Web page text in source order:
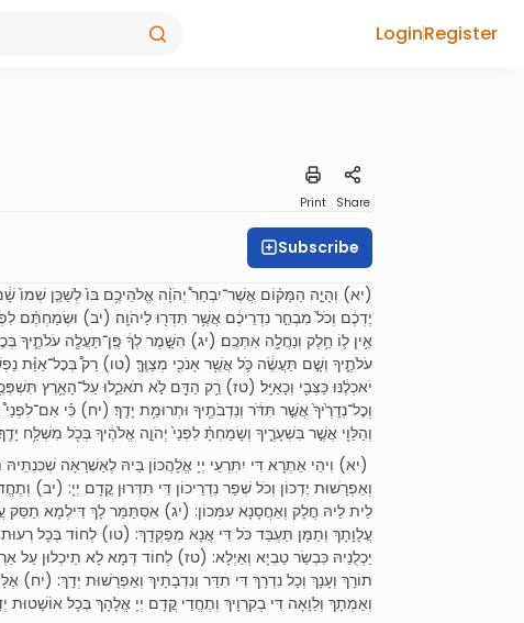
LoginRegister
Print Share
Subscribe
(יא) וְהָיָ֣ה הַמָּק֗וֹם אֲשֶׁר־יִבְחַר֩ יְהֹוָ֨ה אֱלֹהֵיכֶ֥ם בּוֹ֙ לְשַׁכֵּ֤ן
יֶדְכֶ֔ם וְכֹל֙ מִבְחַ֣ר נִדְרֵיכֶ֔ם אֲשֶׁ֥ר תִּדְּר֖וּ לַיהֹוָֽה׃ (יב) וּשְׂמַחְתֶּ֗ם
אֵ֥ין ל֛וֹ חֵ֥לֶק וְנַחֲלָ֖ה אִתְּכֶֽם׃ (יג) הִשָּׁ֣מֶר לְךָ֔ פֶּֽן־תַּעֲלֶ֖ה
עֹלֹתֶ֑יךָ וְשָׁ֣ם תַּעֲשֶׂ֔ה כֹּ֛ל אֲשֶׁ֥ר אָנֹכִ֖י מְצַוֶּֽךָּ׃ (טו) רַק֩ בְּכׇל־אַוַּ֨ת
יֹאכְלֶ֔נּוּ כַּצְּבִ֖י וְכָאַיָּֽל׃ (טז) רַ֥ק הַדָּ֖ם לֹ֣א תֹאכֵ֑לוּ עַל־הָאָ֥רֶץ
וְכׇל־נְדָרֶ֙יךָ֙ אֲשֶׁ֣ר תִּדֹּ֔ר וְנִדְבֹתֶ֖יךָ וּתְרוּמַ֥ת יָדֶֽךָ׃ (יח) כִּ֡י
וְהַלֵּוִ֖י אֲשֶׁ֣ר בִּשְׁעָרֶ֑יךָ וְשָׂמַחְתָּ֗ לִפְנֵי֙ יְהֹוָ֣ה אֱלֹהֶ֔יךָ בְּכֹ֖ל מִשְׁלַ֥ח
(יא) וִיהֵי אַתְרָא דִּי יִתִּרְעֵי יְיָ אֱלָהֲכוֹן בֵּיהּ לְאַשְׁרָאָה שְׁכִנְתֵּיהּ
וְאַפְרָשׁוּת יֶדְכוֹן וְכֹל שְׁפַר נִדְרֵיכוֹן דִּי תִדְּרוּן קֳדָם יְיָ: (יב)
לֵית לֵיהּ חֳלָק וְאַחֲסָנָא עִמְּכוֹן: (יג) אִסְתַּמַּר לָךְ דִּילְמָא תַסֵּק
עֲלָוָתָךְ וְתַמָּן תַּעְבֵּד כֹּל דִּי אֲנָא מְפַקְּדָךְ: (טו) לְחוֹד בְּכָל
יֵכְלֻנֵיהּ כִּבְשַׂר טַבְיָא וְאַיְלָא: (טז) לְחוֹד דְּמָא לָא תֵיכְלוּן עַל
תוֹרָךְ וְעָנָךְ וְכָל נִדְרָךְ דִּי תִדַּר וְנִדְבָתָיךְ וְאַפְרָשׁוּת יְדָךְ: (יח)
וְאַמְתָךְ וְלֵוָאָה דִּי בְקִרְוָיךְ וְתֶחֱדֵי קֳדָם יְיָ אֱלָהָךְ בְּכָל